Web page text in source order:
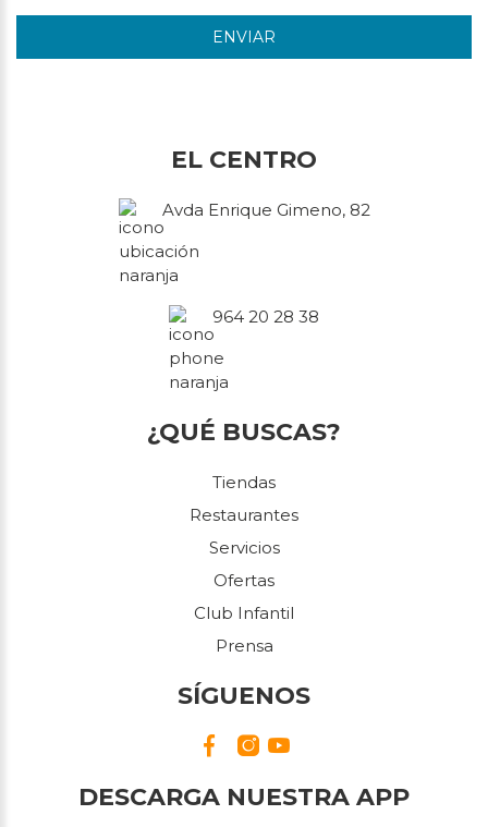
ENVIAR
EL CENTRO
Avda Enrique Gimeno, 82
964 20 28 38
¿QUÉ BUSCAS?
Tiendas
Restaurantes
Servicios
Ofertas
Club Infantil
Prensa
SÍGUENOS
DESCARGA NUESTRA APP